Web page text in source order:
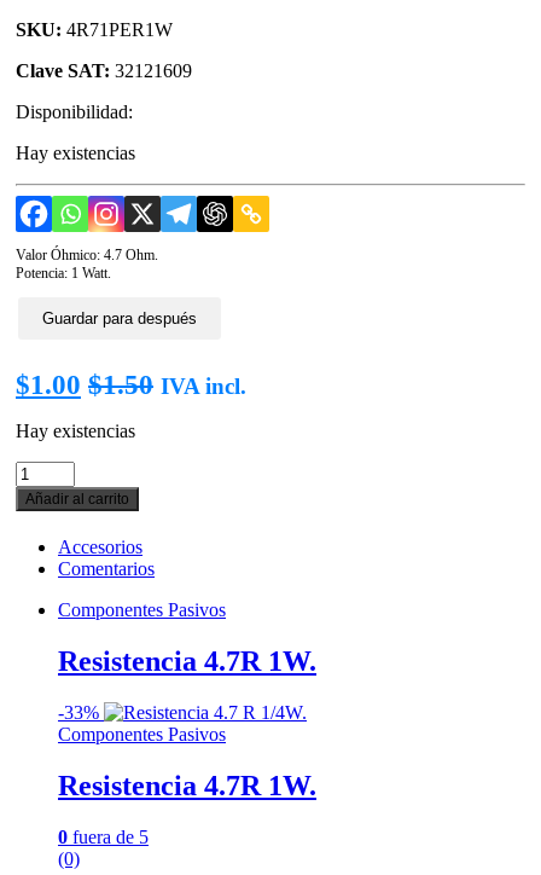
SKU: 4R71PER1W
Clave SAT: 32121609
Disponibilidad:
Hay existencias
Valor Óhmico: 4.7 Ohm.
Potencia: 1 Watt.
Guardar para después
$1.00 $1.50 IVA incl.
Hay existencias
Resistencia
4.7R
1W.Añadir al carrito
Accesorios
Comentarios
Componentes Pasivos
Resistencia 4.7R 1W.
-33%
Componentes Pasivos
Resistencia 4.7R 1W.
0 fuera de 5
(0)